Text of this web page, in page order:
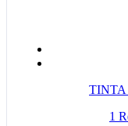
TINTA
1